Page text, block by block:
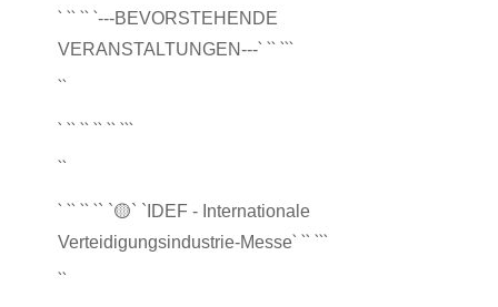
` `` `` `---BEVORSTEHENDE
VERANSTALTUNGEN---` `` ```
``
` `` `` `` `` ```
``
` `` `` `` `🟡` `IDEF - Internationale
Verteidigungsindustrie-Messe` `` ```
``